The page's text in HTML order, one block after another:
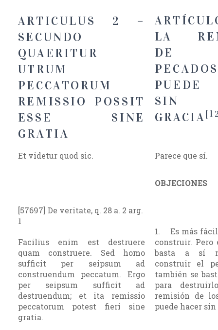
ARTICULUS 2 –
SECUNDO
QUAERITUR
UTRUM
PECCATORUM
REMISSIO POSSIT
ESSE SINE
GRATIA
LA
DE
PUEDE
GRACIA
Et videtur quod sic. Parece que sí.
OBJECIONES
[57697] De veritate, q. 28 a. 2 arg.
1
Facilius enim est destruere
quam construere. Sed homo
sufficit per seipsum ad
construendum peccatum. Ergo
per seipsum sufficit ad
destruendum; et ita remissio
peccatorum potest fieri sine
gratia.
1. Es más
construir. Pero
basta a sí
construir el
también se
para
remisión de
puede hacer